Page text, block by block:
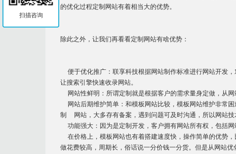
的优化过程定制网站有着相当大的优势。
除此之外，让我们再看看定制网站有啥优势：
便于优化推广：联享科技根据网站制作标准进行网站开发
让搜索引擎快速收录网站。
网站性鲜明：所谓定制就是根据客户的需求量身定做，从网
网站后期维护简单：和模板网站比较，模板网站维护非常
制 网站，大多存有备案，遇到问题可及时沟通，所以网站技
功能强大：因为是定制开发，客户拥有网站所有权，包括
在价格上，模板网站也有着搭建速度快，操作简单的优势
做花费较高，周期长，俗话说一分价钱一分货。但是从网站
扫描咨询